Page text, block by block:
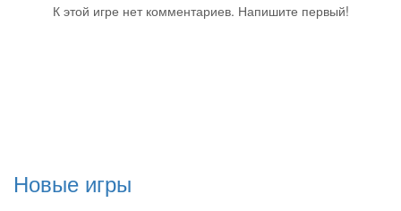
К этой игре нет комментариев. Напишите первый!
Новые игры